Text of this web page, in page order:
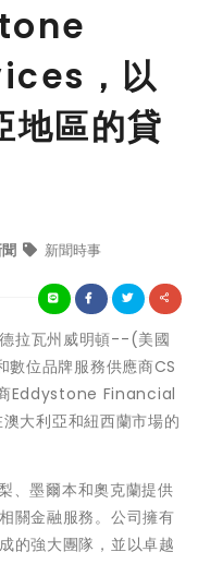
，以
地區的貸
新聞時事
拉瓦州威明頓--(美國
位品牌服務供應商CS
Eddystone Financial
大利亞和紐西蘭市場的
墨爾本和奧克蘭提供
關金融服務。公司擁有
的強大團隊，並以卓越